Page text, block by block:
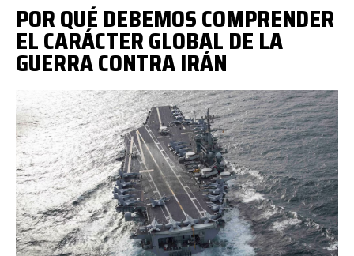
uss
lincoln
POR QUÉ DEBEMOS COMPRENDER
EL CARÁCTER GLOBAL DE LA
GUERRA CONTRA IRÁN